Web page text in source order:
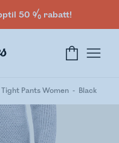
50 % rabatt!
Pants Women Black